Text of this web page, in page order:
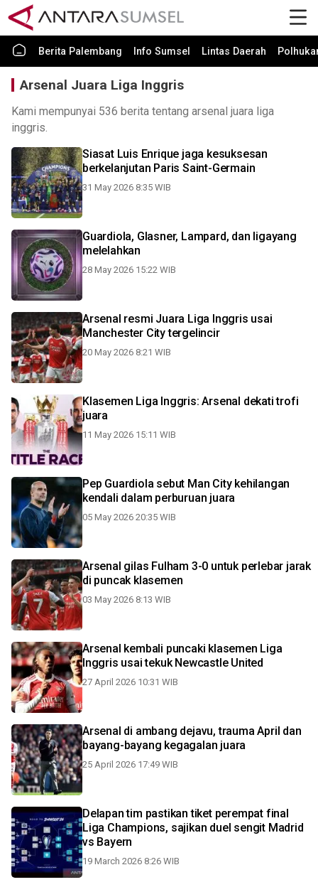
Berita Palembang Info Sumsel Lintas Daerah
Arsenal Juara Liga Inggris
Kami mempunyai 536 berita tentang arsenal juara liga
inggris.
Siasat Luis Enrique jaga kesuksesan
berkelanjutan Paris Saint-Germain
31 May 2026 8:35 WIB
Guardiola, Glasner, Lampard, dan ligayang
melelahkan
28 May 2026 15:22 WIB
Arsenal resmi Juara Liga Inggris usai
Manchester City tergelincir
20 May 2026 8:21 WIB
Klasemen Liga Inggris: Arsenal dekati trofi
juara
11 May 2026 15:11 WIB
Pep Guardiola sebut Man City kehilangan
kendali dalam perburuan juara
05 May 2026 20:35 WIB
Arsenal gilas Fulham 3-0 untuk perlebar jarak
di puncak klasemen
03 May 2026 8:13 WIB
Arsenal kembali puncaki klasemen Liga
Inggris usai tekuk Newcastle United
27 April 2026 10:31 WIB
Arsenal di ambang dejavu, trauma April dan
bayang-bayang kegagalan juara
25 April 2026 17:49 WIB
Delapan tim pastikan tiket perempat final
Liga Champions, sajikan duel sengit Madrid
vs Bayern
19 March 2026 8:26 WIB